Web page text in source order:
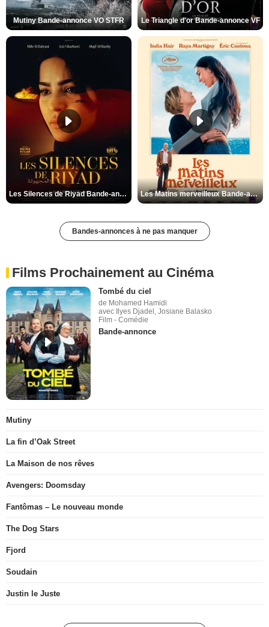
Mutiny Bande-annonce VO STFR Le Triangle d'or Bande-annonce VF
Les Silences de Riyad Bande-annonce VO STFR Les Matins merveilleux Bande-annonce VF
Bandes-annonces à ne pas manquer
Films Prochainement au Cinéma
Tombé du ciel
de Mohamed Hamidi
avec Ilyes Djadel, Josiane Balasko
Film - Comédie
Bande-annonce
Mutiny
La fin d’Oak Street
La Maison de nos rêves
Avengers: Doomsday
Fantômas – Le nouveau monde
The Dog Stars
Fjord
Soudain
Justin le Juste